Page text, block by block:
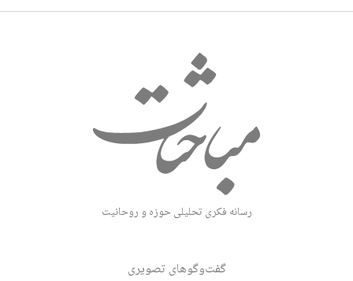
رسانه فکری تحلیلی حوزه و روحانیت
گفت‌وگوهای تصویری